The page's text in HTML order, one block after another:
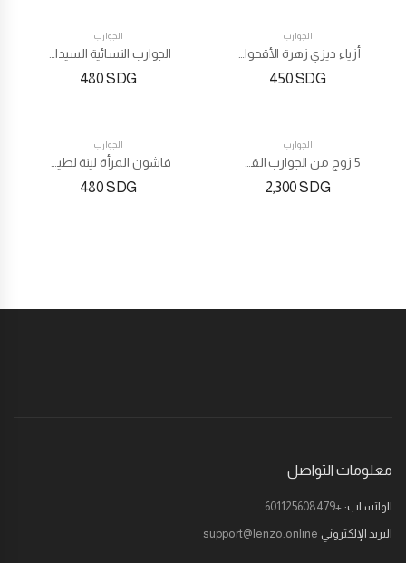
الجوارب
أزياء ديزي زهرة الأقحوان الجوارب الملونة قصيرة مرنة
450SDG
الجوارب
الجوارب النسائية السيدات لا تظهر بطانة رقيقة منخفضة
480SDG
الجوارب
5 زوج من الجوارب القطنية المنخفضة قصيرة
2,300SDG
الجوارب
فاشون المرأة لينة لطيف تنفس الكاحل الجوارب الكورية القطن مخطط
480SDG
معلومات التواصل
الواتساب: +601125608479
البريد الإلكتروني support@lenzo.online